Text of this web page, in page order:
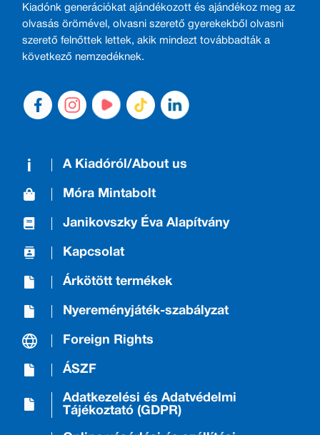
Kiadónk generációkat ajándékozott és ajándékoz meg az
olvasás örömével, olvasni szerető gyerekekből olvasni
szerető felnőttek lettek, akik mindezt továbbadták a
következő nemzedéknek.
A Kiadóról/About us
Móra Mintabolt
Janikovszky Éva Alapítvány
Kapcsolat
Árkötött termékek
Nyereményjáték-szabályzat
Foreign Rights
ÁSZF
Adatkezelési és Adatvédelmi
Tájékoztató (GDPR)